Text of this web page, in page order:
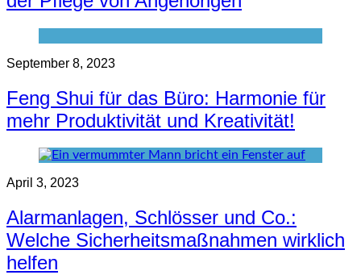
September 8, 2023
Feng Shui für das Büro: Harmonie für
mehr Produktivität und Kreativität!
April 3, 2023
Alarmanlagen, Schlösser und Co.:
Welche Sicherheitsmaßnahmen wirklich
helfen